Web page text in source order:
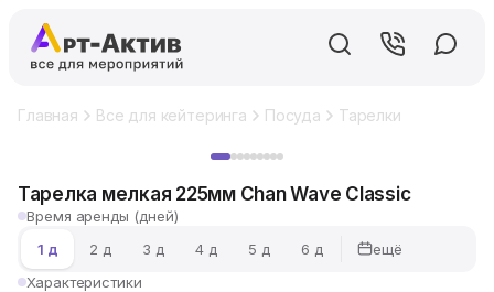
Главная Все для кейтеринга Посуда Тарелки
Тарелка мелкая 225мм Chan Wave Classic
Время аренды (дней)
1 д
2 д 3 д 4 д 5 д 6 д
ещё
Характеристики